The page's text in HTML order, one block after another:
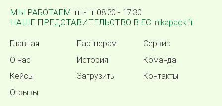
МЫ РАБОТАЕМ: пн-пт 08:30 - 17:30
НАШЕ ПРЕДСТАВИТЕЛЬСТВО В ЕС: nikapack.fi
Главная Партнерам
Сервис
О нас
История
Команда
Кейсы
Загрузить
Контакты
Отзывы